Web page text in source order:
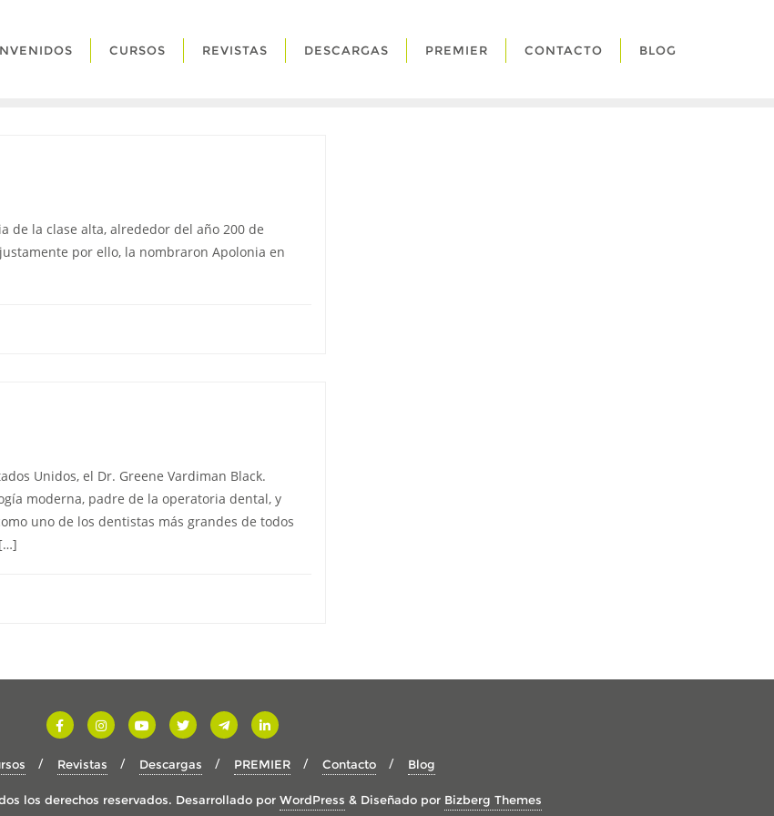
CURSOS REVISTAS DESCARGAS PREMIER CONTACTO BLOG
de la clase alta, alrededor del año 200 de
por ello, la nombraron Apolonia en
Unidos, el Dr. Greene Vardiman Black.
moderna, padre de la operatoria dental, y
uno de los dentistas más grandes de todos
Revistas Descargas PREMIER Contacto Blog
los derechos reservados. Desarrollado por WordPress & Diseñado por Bizberg Themes